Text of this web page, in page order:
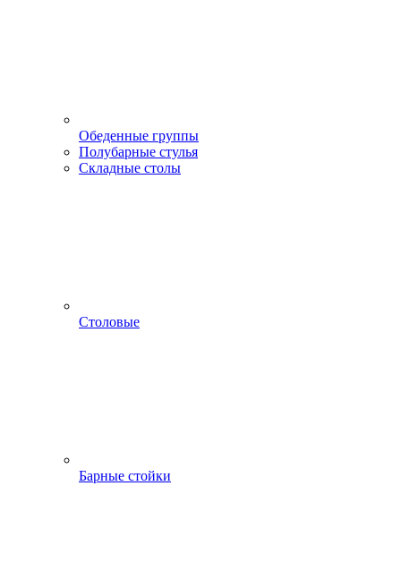
Обеденные группы
Полубарные стулья
Складные столы
Столовые
Барные стойки